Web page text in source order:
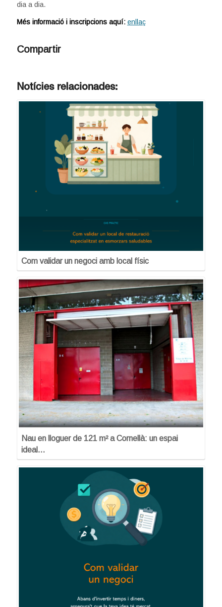
dia a dia.
Més informació i inscripcions aquí: enllaç
Compartir
Notícies relacionades:
Com validar un negoci amb local físic
Nau en lloguer de 121 m² a Cornellà: un espai
ideal…